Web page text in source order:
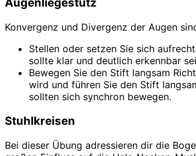
Augenliegestütz
Konvergenz und Divergenz der Augen
Stellen oder setzen Sie sich
sollte klar und deutlich erkennbar
Bewegen Sie den Stift langsam
wird und führen Sie den Stift
sollten sich synchron bewegen.
Stuhlkreisen
Bei dieser Übung adressieren dir die